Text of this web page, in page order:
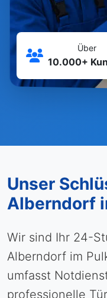
Über
10.000+
Unser
Alberndorf
Wir sind Ihr 24-
Alberndorf im
umfasst
professionelle